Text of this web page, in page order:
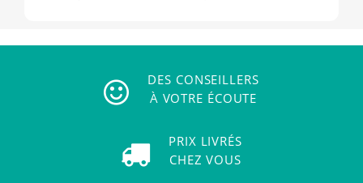
DES CONSEILLERS
À VOTRE ÉCOUTE
PRIX LIVRÉS
CHEZ VOUS